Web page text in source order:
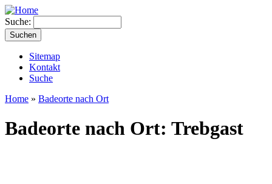
Suche:
Sitemap
Kontakt
Suche
Home » Badeorte nach Ort
Badeorte nach Ort: Trebgast